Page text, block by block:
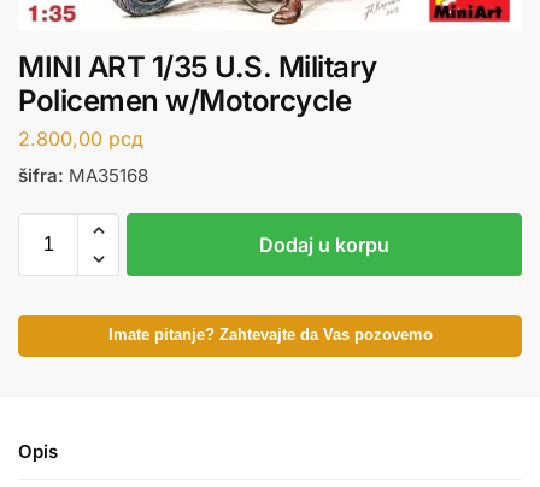
MINI ART 1/35 U.S. Military
Policemen w/Motorcycle
2.800,00 рсд
šifra: MA35168
Dodaj u korpu
Imate pitanje? Zahtevajte da Vas pozovemo
Opis